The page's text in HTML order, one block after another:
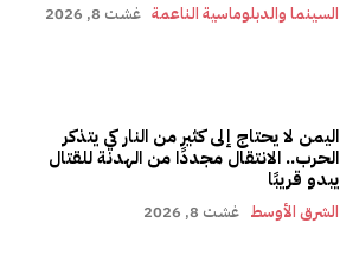
السينما والدبلوماسية الناعمة غشت 8, 2026
اليمن لا يحتاج إلى كثير من النار كي يتذكر
الحرب.. الانتقال مجددًا من الهدنة للقتال
يبدو قريبًا
الشرق الأوسط غشت 8, 2026